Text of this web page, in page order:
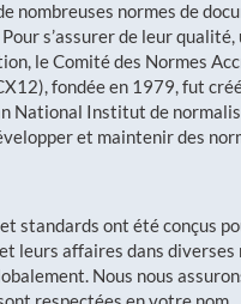
nombreuses normes de
s’assurer de leur qualité,
le Comité des Normes
fondée en 1979, fut
National Institut de
et maintenir des
standards ont été conçus
leurs affaires dans diverses
Nous nous